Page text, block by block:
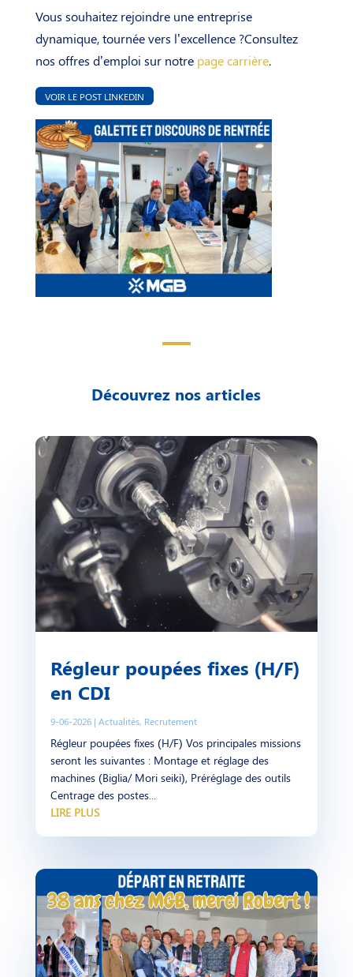
Vous souhaitez rejoindre une entreprise
dynamique, tournée vers l’excellence ?Consultez
nos offres d’emploi sur notre page carrière.
VOIR LE POST LINKEDIN
Découvrez nos articles
Régleur poupées fixes (H/F)
en CDI
9-06-2026| Actualités, Recrutement
Régleur poupées fixes (H/F) Vos principales missions
seront les suivantes : Montage et réglage des
machines (Biglia/ Mori seiki), Préréglage des outils
Centrage des postes...
LIRE PLUS